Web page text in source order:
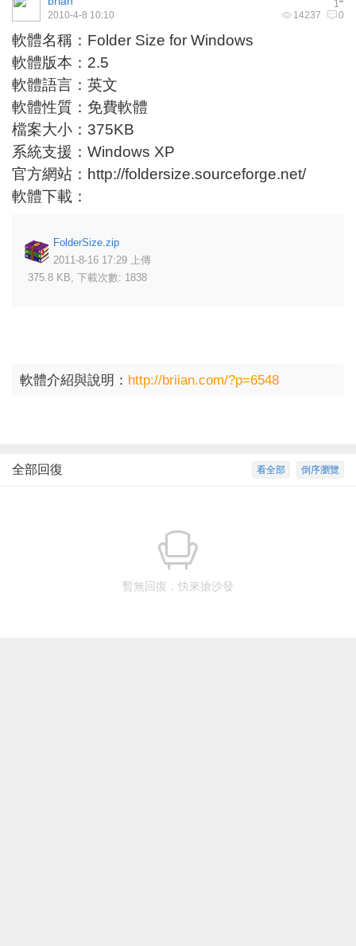
1
14237 0
2010-4-8 10:10
軟體名稱：Folder Size for Windows
軟體版本：2.5
軟體語言：英文
軟體性質：免費軟體
檔案大小：375KB
系統支援：Windows XP
官方網站： http://foldersize.sourceforge.net/
軟體下載：
FolderSize.zip
2011-8-16 17:29 上傳
375.8 KB, 下載次數: 1838
軟體介紹與說明： http://briian.com/?p=6548
倒序瀏覽
看全部
全部回復
暫無回復，快來搶沙發